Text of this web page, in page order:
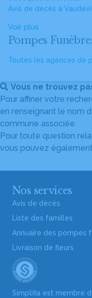
Avis de décès à
Voir plus
Pompes
Toutes les agences de
Vous ne trouvez
Pour affiner votre
en renseignant le nom
commune associée.
Pour toute question
vous pouvez
Nos services
Avis de décès
Liste des familles
Annuaire des pompes
Livraison de fleurs
Simplifia est membre